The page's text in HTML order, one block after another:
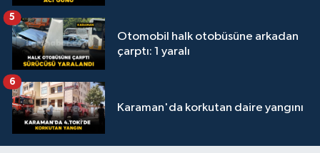
Otomobil halk otobüsüne arkadan
çarptı: 1 yaralı
5
Karaman'da korkutan daire yangını
6